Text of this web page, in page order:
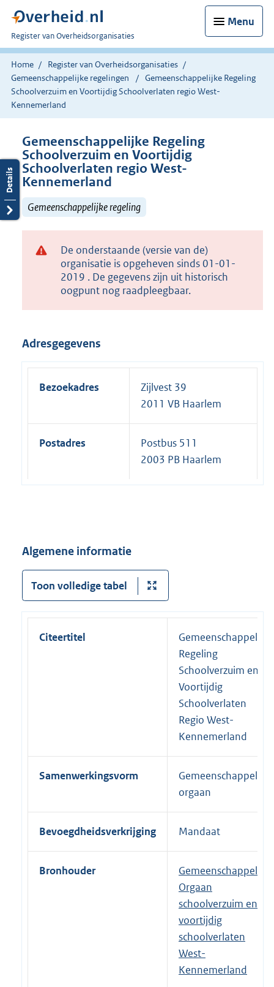
Menu
U
bent
nu
hier:
Register van Overheidsorganisaties
Home
Register van Overheidsorganisaties
Gemeenschappelijke regelingen
Gemeenschappelijke Regeling
Schoolverzuim en Voortijdig Schoolverlaten regio West-
Kennemerland
Gemeenschappelijke Regeling
Schoolverzuim en Voortijdig
Schoolverlaten regio West-
Kennemerland
Gemeenschappelijke regeling
De onderstaande (versie van de)
organisatie is opgeheven sinds 01-01-
2019 . De gegevens zijn uit historisch
oogpunt nog raadpleegbaar.
Adresgegevens
Bezoekadres
Zijlvest 39
2011 VB Haarlem
Postadres
Postbus 511
2003 PB Haarlem
Algemene informatie
Toon volledige tabel
Citeertitel
Gemeenschappelijke
Regeling
Schoolverzuim en
Voortijdig
Schoolverlaten
Regio West-
Kennemerland
Samenwerkingsvorm
Gemeenschappelijk
orgaan
Bevoegdheidsverkrijging Mandaat
Bronhouder
Gemeenschappelijk
Orgaan
schoolverzuim en
voortijdig
schoolverlaten
West-
Kennemerland